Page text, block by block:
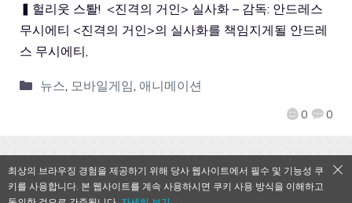
0 0
▍헐리웃 스퇄! <진격의 거인> 실사화 – 감독: 안드레스
무시에티 <진격의 거인>의 실사화를 책임지게될 안드레
스 무시에티,
뉴스, 모바일게임, 애니메이션
QooApp Limited © 2026
최상의 브라우징 경험을 제공하기 위해 당사 웹사이트에서 필수 및 기능성 쿠
키를 사용합니다. 본 웹사이트를 계속 사용하시면 쿠키 사용 방식을 이해하고